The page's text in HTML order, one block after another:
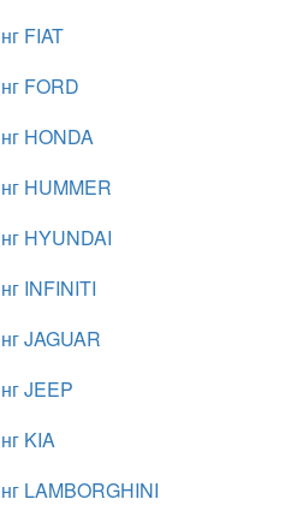
FIAT
FORD
HONDA
HUMMER
HYUNDAI
INFINITI
JAGUAR
JEEP
KIA
LAMBORGHINI